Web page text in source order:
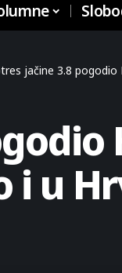
jačine 3.8
u